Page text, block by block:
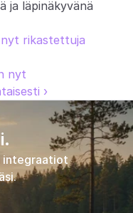
d emo
ja läpinäkyvänä
rikastettuja
nyt
›
integraatiot